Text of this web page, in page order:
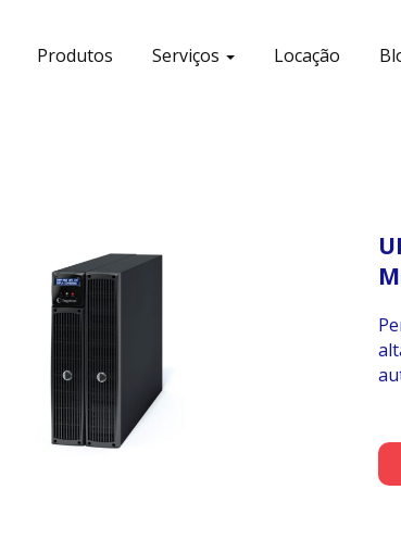
Produtos Serviços Locação